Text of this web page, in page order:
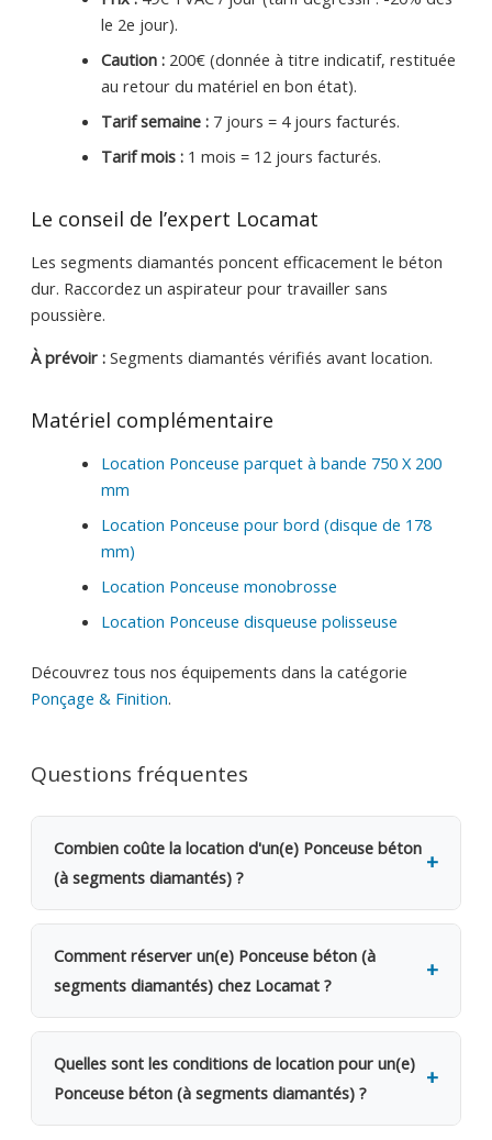
le 2e jour).
Caution :200€ (donnée à titre indicatif, restituée
au retour du matériel en bon état).
Tarif semaine :7 jours = 4 jours facturés.
Tarif mois :1 mois = 12 jours facturés.
Le conseil de l’expert Locamat
Les segments diamantés poncent efficacement le béton
dur. Raccordez un aspirateur pour travailler sans
poussière.
À prévoir :Segments diamantés vérifiés avant location.
Matériel complémentaire
Location Ponceuse parquet à bande 750 X 200
mm
Location Ponceuse pour bord (disque de 178
mm)
Location Ponceuse monobrosse
Location Ponceuse disqueuse polisseuse
Découvrez tous nos équipements dans la catégorie
Ponçage & Finition.
Questions fréquentes
Combien coûte la location d'un(e) Ponceuse béton
(à segments diamantés) ?
La location d'un(e) Ponceuse béton (à segments
diamantés) coûte 49€ TVAC par jour (40.49€ HTVA).
Une caution de 200€ est demandée. Dès le 2e jour,
bénéficiez d'une remise de 20%. Pour une semaine
complète, seuls 4 jours sont facturés. Pour un mois,
Comment réserver un(e) Ponceuse béton (à
segments diamantés) chez Locamat ?
Rendez-vous dans l'une de nos 5 agences en
Belgique ou appelez-nous pour vérifier la
disponibilité. Le retrait se fait sur place le jour
même, avec possibilité de livraison sur votre
chantier. Les segments diamantés poncent
Quelles sont les conditions de location pour un(e)
Ponceuse béton (à segments diamantés) ?